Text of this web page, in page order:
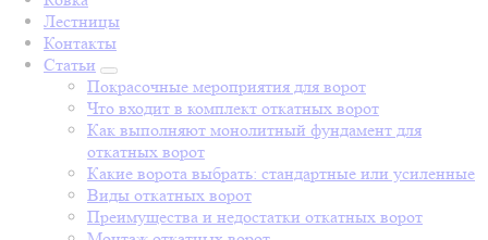
Лестницы
Контакты
Статьи
Покрасочные мероприятия для ворот
Что входит в комплект откатных ворот
Как выполняют монолитный фундамент для
откатных ворот
Какие ворота выбрать: стандартные или усиленные
Виды откатных ворот
Преимущества и недостатки откатных ворот